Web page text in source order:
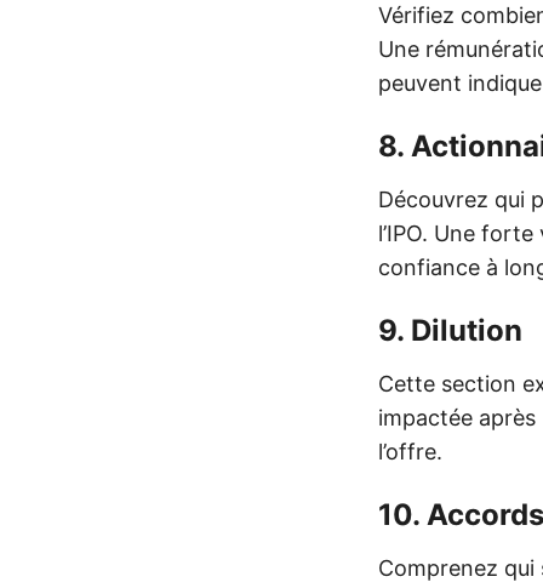
Vérifiez
Une
peuvent
8.
Découvrez qui
l’IPO. Une
confiance à
9. Dilution
Cette section
impactée après
l’offre.
10.
Comprenez